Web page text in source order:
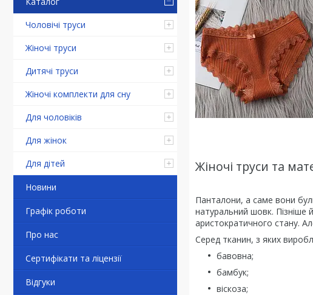
Чоловічі труси
Жіночі труси
Дитячі труси
Жіночі комплекти для сну
Для чоловіків
Для жінок
Для дітей
Новини
Графік роботи
Про нас
Сертифікати та ліцензії
Відгуки
Жіночі труси та
Панталони, а саме вони
натуральний шовк. Пізніше
аристократичного стану.
Серед тканин, з яких
бавовна;
бамбук;
віскоза;